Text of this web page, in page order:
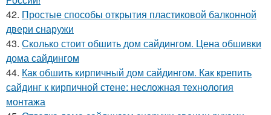
42. Простые способы открытия пластиковой балконной
двери снаружи
43. Сколько стоит обшить дом сайдингом. Цена обшивки
дома сайдингом
44. Как обшить кирпичный дом сайдингом. Как крепить
сайдинг к кирпичной стене: несложная технология
монтажа